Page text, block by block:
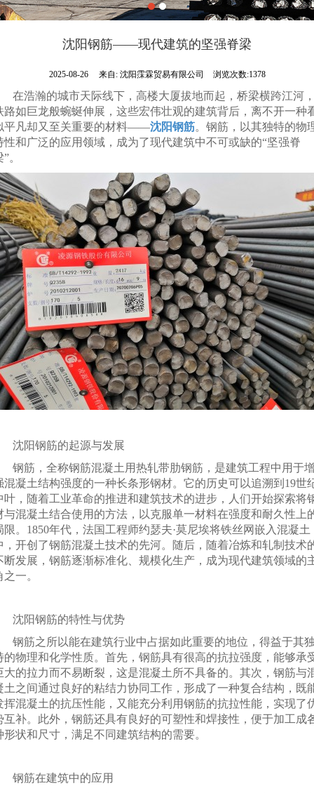
沈阳钢筋——现代建筑的坚强脊梁
2025-08-26 来自: 沈阳霂霖贸易有限公司 浏览次数:1378
在浩瀚的城市天际线下，高楼大厦拔地而起，桥梁横跨江河
路如巨龙般蜿蜒伸展，这些宏伟壮观的建筑背后，离不开一种
平凡却又至关重要的材料——沈阳钢筋。钢筋，以其独特的物
性和广泛的应用领域，成为了现代建筑中不可或缺的“坚强脊
。
沈阳钢筋的起源与发展
钢筋，全称钢筋混凝土用热轧带肋钢筋，是建筑工程中用于
混凝土结构强度的一种长条形钢材。它的历史可以追溯到19世
叶，随着工业革命的推进和建筑技术的进步，人们开始探索将
与混凝土结合使用的方法，以克服单一材料在强度和耐久性上
限。1850年代，法国工程师约瑟夫·莫尼埃将铁丝网嵌入混凝土
，开创了钢筋混凝土技术的先河。随后，随着冶炼和轧制技术
断发展，钢筋逐渐标准化、规模化生产，成为现代建筑领域的
之一。
沈阳钢筋的特性与优势
钢筋之所以能在建筑行业中占据如此重要的地位，得益于其
的物理和化学性质。首先，钢筋具有很高的抗拉强度，能够承
大的拉力而不易断裂，这是混凝土所不具备的。其次，钢筋与
土之间通过良好的粘结力协同工作，形成了一种复合结构，既
挥混凝土的抗压性能，又能充分利用钢筋的抗拉性能，实现了
互补。此外，钢筋还具有良好的可塑性和焊接性，便于加工成
形状和尺寸，满足不同建筑结构的需要。
钢筋在建筑中的应用